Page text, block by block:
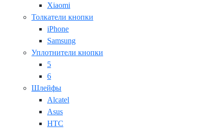
Xiaomi
Толкатели кнопки
iPhone
Samsung
Уплотнители кнопки
5
6
Шлейфы
Alcatel
Asus
HTC